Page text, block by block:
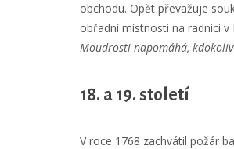
obchodu. Opět převažuje
obřadní místnosti na radnici v
Moudrosti napomáhá,
18. a 19. století
V roce 1768 zachvátil požár